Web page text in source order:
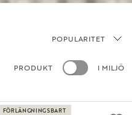
PRODUKT I MILJÖ
POPULARITET
FÖRLÄNGNINGSBART